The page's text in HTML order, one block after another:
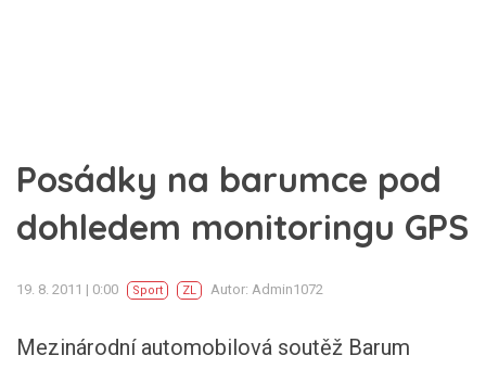
Posádky na barumce pod
dohledem monitoringu GPS
19. 8. 2011 | 0:00 Sport ZL Autor: Admin1072
Mezinárodní automobilová soutěž Barum